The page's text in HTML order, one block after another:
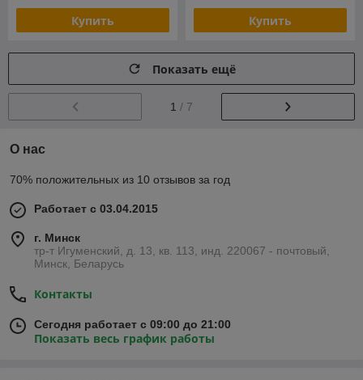
Купить Купить
Показать ещё
1 / 7
О нас
70% положительных из 10 отзывов за год
Работает с 03.04.2015
г. Минск
тр-т Игуменский, д. 13, кв. 113, инд. 220067 - почтовый,
Минск, Беларусь
Контакты
Сегодня работает с 09:00 до 21:00
Показать весь график работы